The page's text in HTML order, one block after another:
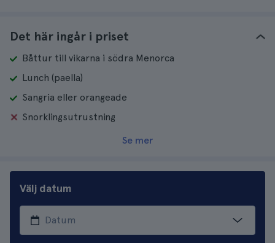
Det här ingår i priset
Båttur till vikarna i södra Menorca
Lunch (paella)
Sangria eller orangeade
Snorklingsutrustning
Se mer
Välj datum